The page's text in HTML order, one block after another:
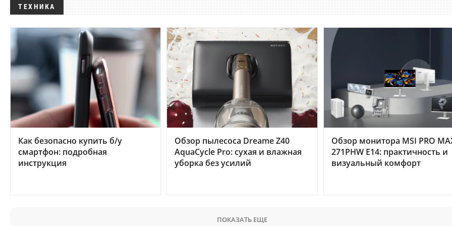
ТЕХНИКА
Как безопасно купить б/у
смартфон: подробная
инструкция
Обзор пылесоса Dreame Z40
AquaCycle Pro: сухая и влажная
уборка без усилий
Обзор монитора MSI PRO
271PHW E14: практичность и
визуальный комфорт
ПОКАЗАТЬ ЕЩЕ